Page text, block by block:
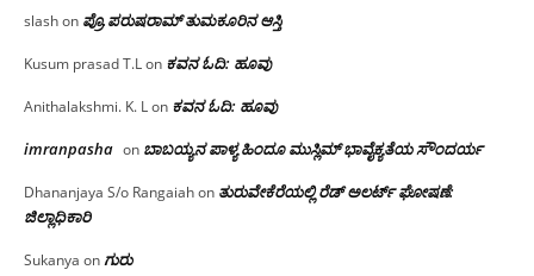
slashon ಪ್ರೊ.ಪರುಷರಾಮ್ ತುಮಕೂರಿನ ಆಸ್ತಿ
Kusum prasad T.Lon ಕವನ ಓದಿ: ಹೂವು
Anithalakshmi. K. Lon ಕವನ ಓದಿ: ಹೂವು
imranpasha on ಬಾಬಯ್ಯನ ಪಾಳ್ಯ ಹಿಂದೂ ಮುಸ್ಲಿಮ್ ಭಾವೈಕ್ಯತೆಯ ಸೌಂದರ್ಯ
Dhananjaya S/o Rangaiahon ತುರುವೇಕೆರೆಯಲ್ಲಿ ರೆಡ್ ಅಲರ್ಟ್ ಘೋಷಣೆ:
ಜಿಲ್ಲಾಧಿಕಾರಿ
Sukanya onಗುರು